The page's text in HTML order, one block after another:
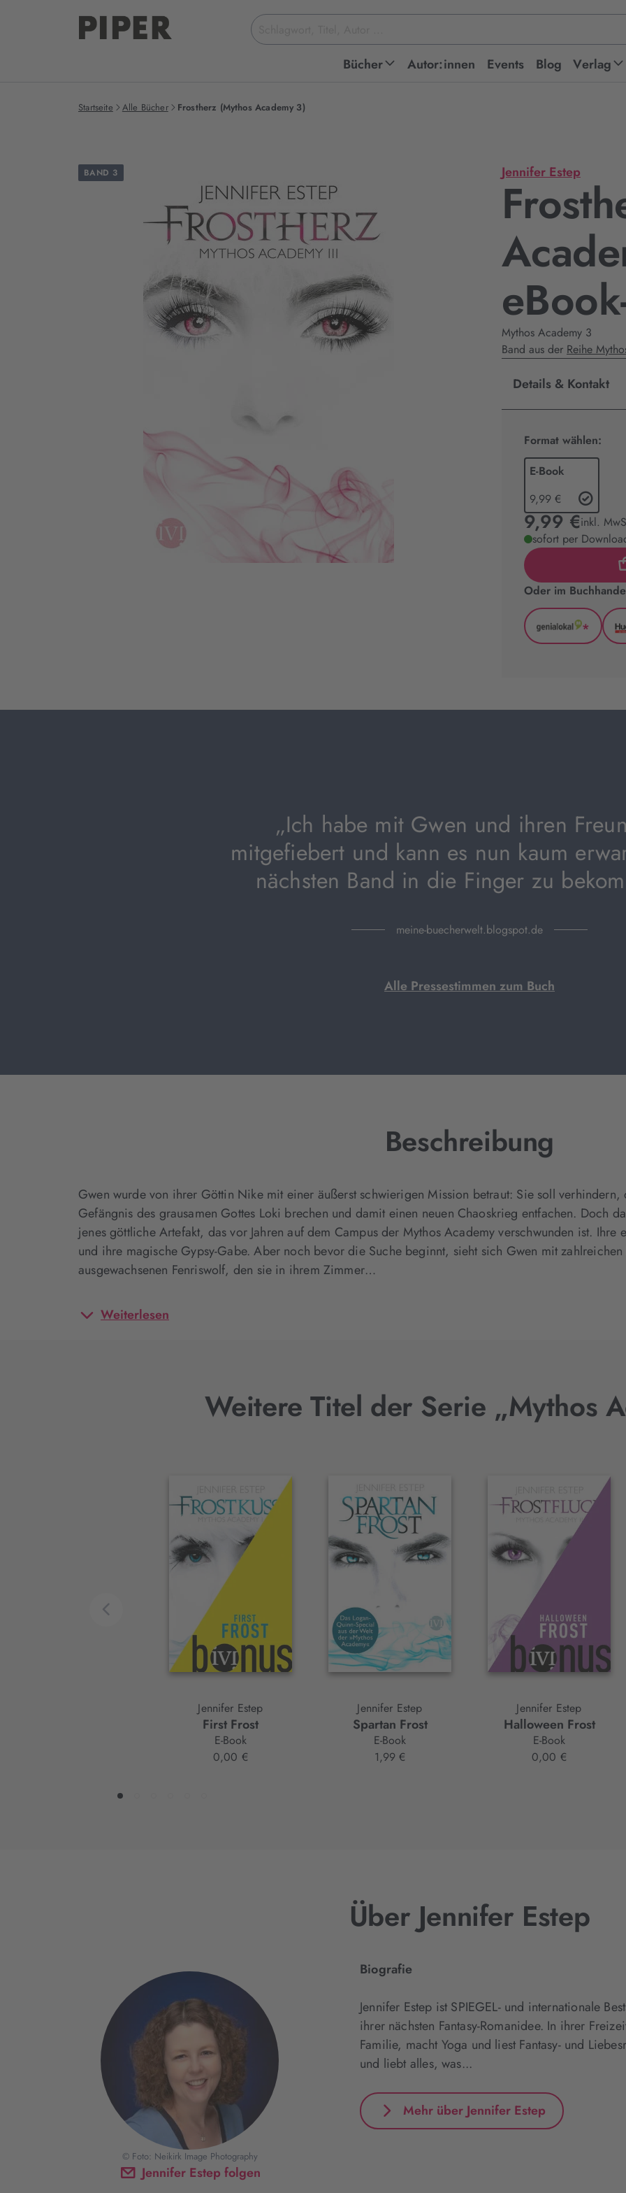
Suchbegriff
eingeben
Bücher Autor:innen Events Blog Verlag
Startseite Alle Bücher Frostherz (Mythos Academy 3)
BAND 3 Jennifer Estep
Mythos Academy 3
Band aus der Reihe
Details & Kontakt
Format wählen:
E-Book
9,99 €
9,99 €inkl.
sofort per
Oder im
geöffnet)
*
„Ich habe mit Gwen und ihren
mitgefiebert und kann es nun kaum
nächsten Band in die Finger zu
meine-buecherwelt.blogspot.de
Alle Pressestimmen zum Buch
Beschreibung
Gwen wurde von ihrer Göttin Nike mit einer äußerst schwierigen Mission betraut: Sie soll verhindern,
Gefängnis des grausamen Gottes Loki brechen und damit einen neuen Chaoskrieg entfachen. Doch
jenes göttliche Artefakt, das vor Jahren auf dem Campus der Mythos Academy verschwunden ist. Ihre
und ihre magische Gypsy-Gabe. Aber noch bevor die Suche beginnt, sieht sich Gwen mit
ausgewachsenen Fenriswolf, den sie in ihrem Zimmer…
Weiterlesen
Weitere Titel der Serie „Mythos
Interaktives
Slider-
Element
Jennifer Estep
First Frost
E-Book
0,00 €
Jennifer Estep
Spartan Frost
E-Book
1,99 €
Jennifer Estep
Halloween Frost
E-Book
0,00 €
Über Jennifer Estep
Jennifer Estep folgen
© Foto: Neikirk Image Photography
Biografie
Jennifer Estep ist SPIEGEL- und internationale
ihrer nächsten Fantasy-Romanidee. In ihrer
Familie, macht Yoga und liest Fantasy- und
und liebt alles, was...
Mehr über Jennifer Estep